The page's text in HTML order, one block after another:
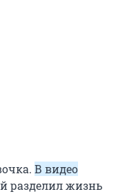
В видео
разделил жизнь